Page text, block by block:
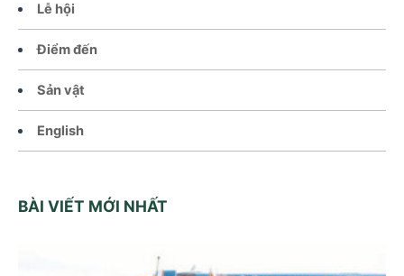
Lễ hội
Điểm đến
Sản vật
English
BÀI VIẾT MỚI NHẤT